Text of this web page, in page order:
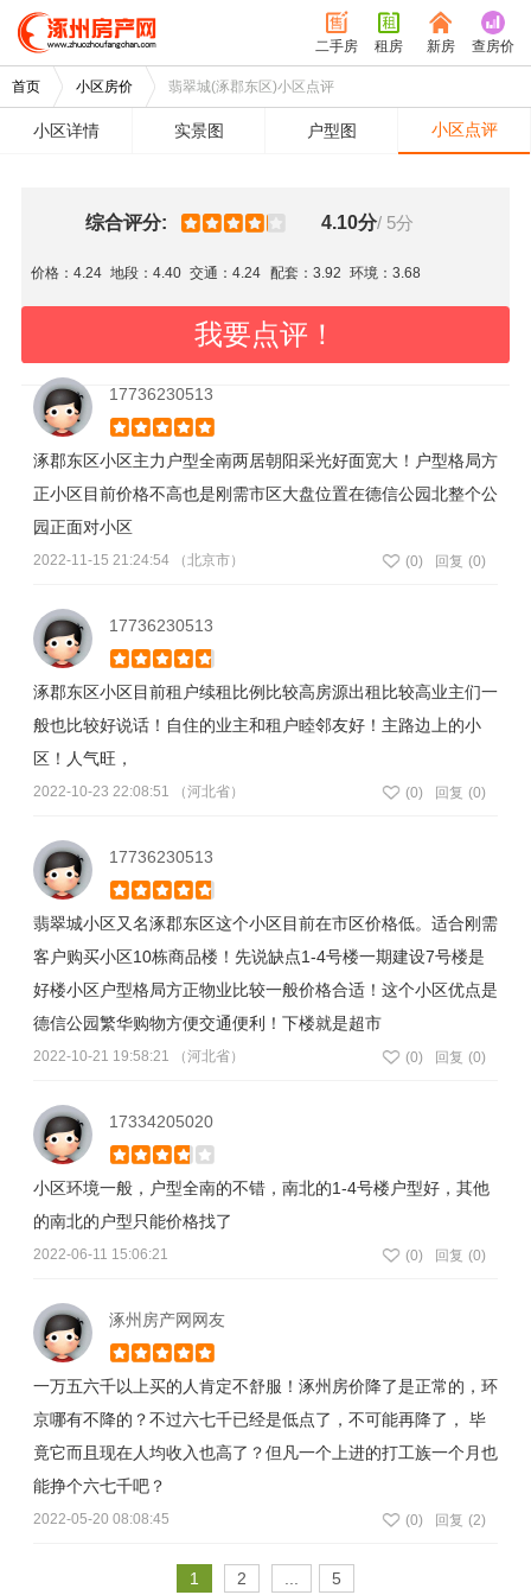
二手房 租房 新房 查房价
首页 小区房价 翡翠城(涿郡东区)小区点评
小区详情 实景图 户型图 小区点评
综合评分: 4.10分/ 5分
价格：4.24 地段：4.40 交通：4.24 配套：3.92 环境：3.68
我要点评！
17736230513
涿郡东区小区主力户型全南两居朝阳采光好面宽大！户型格局方
正小区目前价格不高也是刚需市区大盘位置在德信公园北整个公
园正面对小区
2022-11-15 21:24:54 （北京市） 回复 (0)
(0)
17736230513
涿郡东区小区目前租户续租比例比较高房源出租比较高业主们一
般也比较好说话！自住的业主和租户睦邻友好！主路边上的小
区！人气旺，
2022-10-23 22:08:51 （河北省） 回复 (0)
(0)
17736230513
翡翠城小区又名涿郡东区这个小区目前在市区价格低。适合刚需
客户购买小区10栋商品楼！先说缺点1-4号楼一期建设7号楼是
好楼小区户型格局方正物业比较一般价格合适！这个小区优点是
德信公园繁华购物方便交通便利！下楼就是超市
2022-10-21 19:58:21 （河北省） 回复 (0)
(0)
17334205020
小区环境一般，户型全南的不错，南北的1-4号楼户型好，其他
的南北的户型只能价格找了
2022-06-11 15:06:21 回复 (0)
(0)
涿州房产网网友
一万五六千以上买的人肯定不舒服！涿州房价降了是正常的，环
京哪有不降的？不过六七千已经是低点了，不可能再降了， 毕
竟它而且现在人均收入也高了？但凡一个上进的打工族一个月也
能挣个六七千吧？
2022-05-20 08:08:45 回复 (2)
(0)
1 2 5